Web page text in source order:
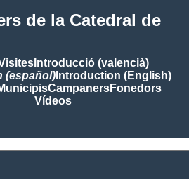
de la Catedral de
Introducció (valencià)
(español)Introduction (English)
CampanersFonedors
Vídeos